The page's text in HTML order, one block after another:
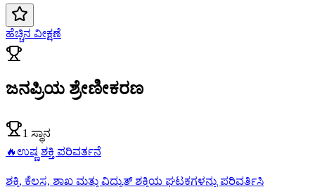
ಹೆಚ್ಚಿನ ವೀಕ್ಷಣೆ
ಜನಪ್ರಿಯ ಶ್ರೇಣೀಕರಣ
1 ಸ್ಥಾನ
🔥ಉಷ್ಣ ಶಕ್ತಿ ಪರಿವರ್ತನೆ
ಶಕ್ತಿ, ಕೆಲಸ, ಶಾಖ ಮತ್ತು ವಿದ್ಯುತ್ ಶಕ್ತಿಯ ಘಟಕಗಳನ್ನು ಪರಿವರ್ತಿಸಿ